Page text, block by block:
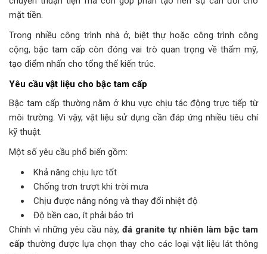
mặt tiền.
Trong nhiều công trình nhà ở, biệt thự hoặc công trình công
cộng, bậc tam cấp còn đóng vai trò quan trọng về thẩm mỹ,
tạo điểm nhấn cho tổng thể kiến trúc.
Yêu cầu vật liệu cho bậc tam cấp
Bậc tam cấp thường nằm ở khu vực chịu tác động trực tiếp từ
môi trường. Vì vậy, vật liệu sử dụng cần đáp ứng nhiều tiêu chí
kỹ thuật.
Một số yêu cầu phổ biến gồm:
Khả năng chịu lực tốt
Chống trơn trượt khi trời mưa
Chịu được nắng nóng và thay đổi nhiệt độ
Độ bền cao, ít phải bảo trì
Chính vì những yêu cầu này, đá granite tự nhiên làm bậc tam
cấp thường được lựa chọn thay cho các loại vật liệu lát thông